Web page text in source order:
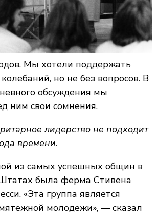
Мы хотели поддержать
но не без вопросов. В
обсуждения мы
ним свои сомнения.
лидерство не подходит
времени.
из самых успешных общин в
была ферма Стивена
«Эта группа является
молодежи», — сказал